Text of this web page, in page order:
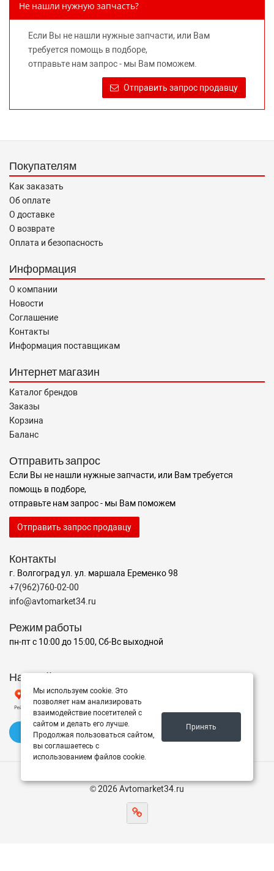
не вводит потребителя в заблуждение относительно
автомобилей и их производителей, не нарушает права
правообладателей указанных товарных знаков.
Требование предоставлять покупателю необходимую и
достоверную информацию о товаре, предлагаемом к
продаже, обеспечивающую возможность их правильного
выбора возложено на продавца (изготовителя) Законом
Не нашли нужную запчасть?
Если Вы не нашли нужные запчасти, или Вам
требуется помощь в подборе,
отправьте нам запрос - мы Вам поможем.
Отправить запрос продавцу
Покупателям
Как заказать
Об оплате
О доставке
О возврате
Оплата и безопасность
Информация
О компании
Новости
Соглашение
Контакты
Информация поставщикам
Интернет магазин
Каталог брендов
Заказы
Корзина
Баланс
Отправить запрос
Если Вы не нашли нужные запчасти, или Вам требуется
помощь в подборе,
отправьте нам запрос - мы Вам поможем
Отправить запрос продавцу
Контакты
г. Волгоград ул. ул. маршала Еременко 98
+7(962)760-02-00
info@avtomarket34.ru
Режим работы
пн-пт с 10:00 до 15:00, Сб-Вс выходной
Наш рейтинг на Яндексе
✍️ Оставить отзыв
© 2026 Avtomarket34.ru
Мы используем cookie. Это
позволяет нам анализировать
взаимодействие посетителей с
сайтом и делать его лучше.
Продолжая пользоваться сайтом,
вы соглашаетесь с
использованием файлов cookie.
Принять